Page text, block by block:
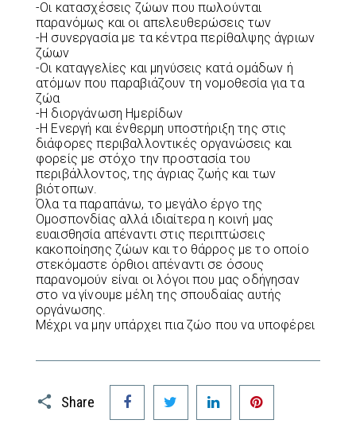
-Οι κατασχέσεις ζώων που πωλούνται
παρανόμως και οι απελευθερώσεις των
-Η συνεργασία με τα κέντρα περίθαλψης άγριων
ζώων
-Οι καταγγελίες και μηνύσεις κατά ομάδων ή
ατόμων που παραβιάζουν τη νομοθεσία για τα
ζώα
-Η διοργάνωση Ημερίδων
-Η Ενεργή και ένθερμη υποστήριξη της στις
διάφορες περιβαλλοντικές οργανώσεις και
φορείς με στόχο την προστασία του
περιβάλλοντος, της άγριας ζωής και των
βιότοπων.
Όλα τα παραπάνω, το μεγάλο έργο της
Ομοσπονδίας αλλά ιδιαίτερα η κοινή μας
ευαισθησία απέναντι στις περιπτώσεις
κακοποίησης ζώων και το θάρρος με το οποίο
στεκόμαστε όρθιοι απέναντι σε όσους
παρανομούν είναι οι λόγοι που μας οδήγησαν
στο να γίνουμε μέλη της σπουδαίας αυτής
οργάνωσης.
Μέχρι να μην υπάρχει πια ζώο που να υποφέρει
Share
Facebook Twitter LinkedIn